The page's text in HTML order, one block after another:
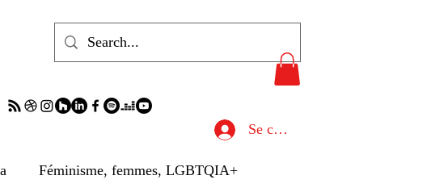
Se connecter
Féminisme, femmes, LGBTQIA+